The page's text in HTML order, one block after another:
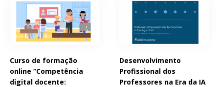
Curso de formação
online “Competência
digital docente:
Desenvolvimento
Profissional dos
Professores na Era da IA